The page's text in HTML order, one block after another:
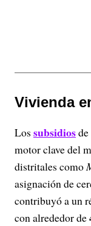
Vivienda
Los subsidios
motor clave del
distritales como
asignación de
contribuyó a un
con alrededor de